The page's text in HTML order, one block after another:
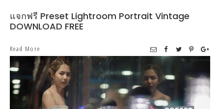
แจกฟรี Preset Lightroom Portrait Vintage
DOWNLOAD FREE
Read More